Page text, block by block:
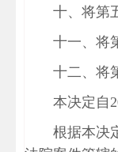
十、将第
十一、将
十二、将
本决定自
根据本决